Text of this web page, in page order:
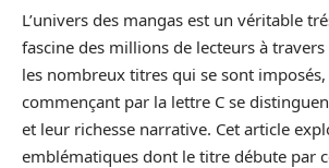
L’univers des mangas est un véritable
fascine des millions de lecteurs à
les nombreux titres qui se sont imposés,
commençant par la lettre C se
et leur richesse narrative. Cet article
emblématiques dont le titre débute par